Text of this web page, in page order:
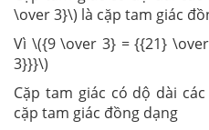
\over 3}\) là cặp tam giác
Vì \({9 \over 3} = {{21}
3}}}\)
Cặp tam giác có dộ dài
cặp tam giác đồng dạng